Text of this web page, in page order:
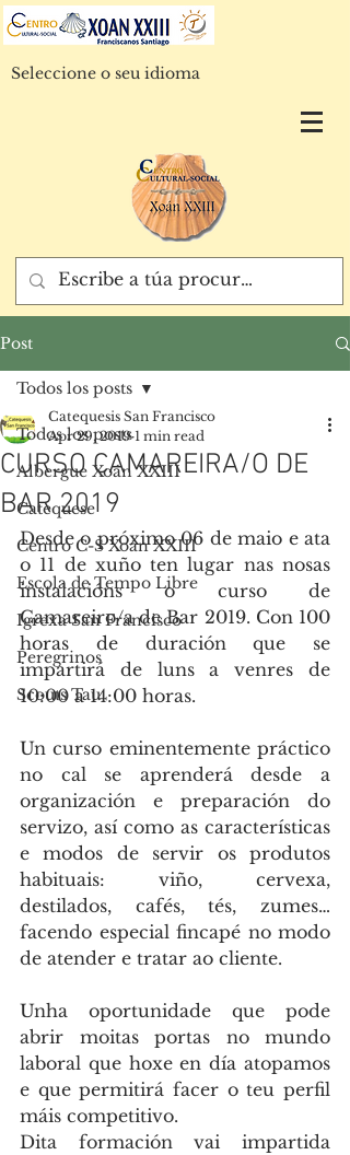
Seleccione o seu idioma
Post
Todos los posts
Albergue Xoán XXIII
Catequese
Centro C-S Xoán XXIII
Escola de Tempo Libre
Igrexa San Francisco
Peregrinos
Scouts Tau
Todos los posts
CURSO CAMAREIRA/O DE
BAR 2019
Catequesis San Francisco
Apr 29, 2019 1 min read
Desde o próximo 06 de maio e ata
o 11 de xuño ten lugar nas nosas
instalacións o curso de
Camareiro/a de Bar 2019. Con 100
horas de duración que se
impartirá de luns a venres de
10:00 a 14:00 horas.
Un curso eminentemente práctico
no cal se aprenderá desde a
organización e preparación do
servizo, así como as características
e modos de servir os produtos
habituais: viño, cervexa,
destilados, cafés, tés, zumes…
facendo especial fincapé no modo
de atender e tratar ao cliente.
Unha oportunidade que pode
abrir moitas portas no mundo
laboral que hoxe en día atopamos
e que permitirá facer o teu perfil
máis competitivo.
Dita formación vai impartida